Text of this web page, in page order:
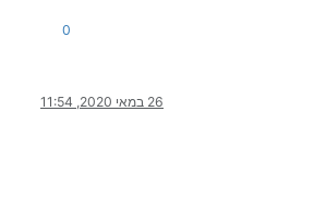
0
26 במאי 2020, 11:54